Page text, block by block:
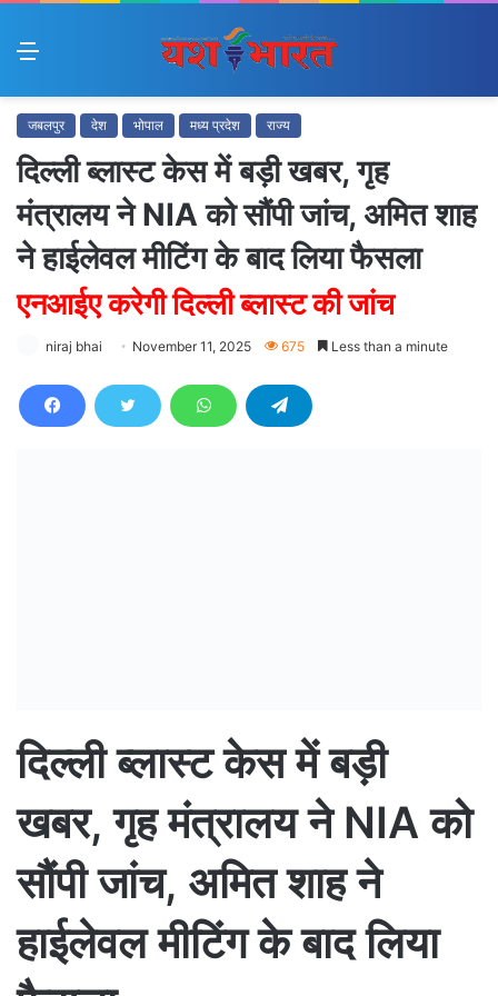
Menu
जबलपुर देश भोपाल मध्य प्रदेश राज्य
दिल्ली ब्लास्ट केस में बड़ी खबर, गृह
मंत्रालय ने NIA को सौंपी जांच, अमित शाह
ने हाईलेवल मीटिंग के बाद लिया फैसला
एनआईए करेगी दिल्ली ब्लास्ट की जांच
niraj bhai November 11, 2025 675 Less than a minute
दिल्ली ब्लास्ट केस में बड़ी
खबर, गृह मंत्रालय ने NIA को
सौंपी जांच, अमित शाह ने
हाईलेवल मीटिंग के बाद लिया